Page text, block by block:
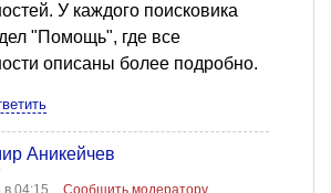
У каждого поисковика
"Помощь", где все
описаны более подробно.
Аникейчев